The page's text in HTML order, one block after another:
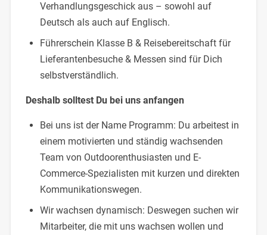
Verhandlungsgeschick aus – sowohl auf
Deutsch als auch auf Englisch.
Führerschein Klasse B & Reisebereitschaft für
Lieferantenbesuche & Messen sind für Dich
selbstverständlich.
Deshalb solltest Du bei uns anfangen
Bei uns ist der Name Programm: Du arbeitest in
einem motivierten und ständig wachsenden
Team von Outdoorenthusiasten und E-
Commerce-Spezialisten mit kurzen und direkten
Kommunikationswegen.
Wir wachsen dynamisch: Deswegen suchen wir
Mitarbeiter, die mit uns wachsen wollen und